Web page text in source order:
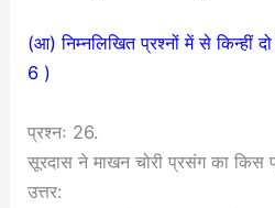
(आ) निम्नलिखित प्रश्नों में से किन्हीं
6 )
प्रश्नः 26.
सूरदास ने माखन चोरी प्रसंग का किस
उत्तर: